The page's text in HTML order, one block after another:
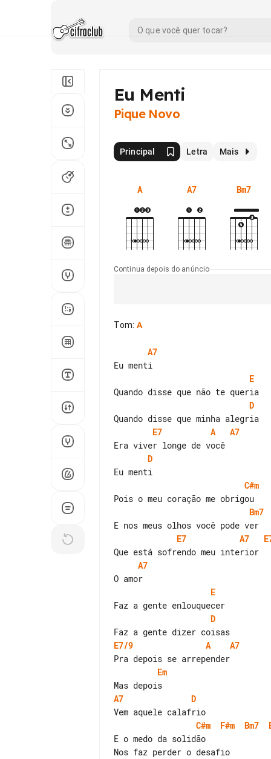
Eu Menti
Pique Novo
Principal Letra Mais
A A7 Bm7
Continua depois do anúncio
Tom: A
A7
E
D
E7
A
A7
D
C#m
Bm7
E7
A7
A7
E
D
E7/9
A
A7
Em
A7
D
C#m
F#m Bm7
E o medo da solidão